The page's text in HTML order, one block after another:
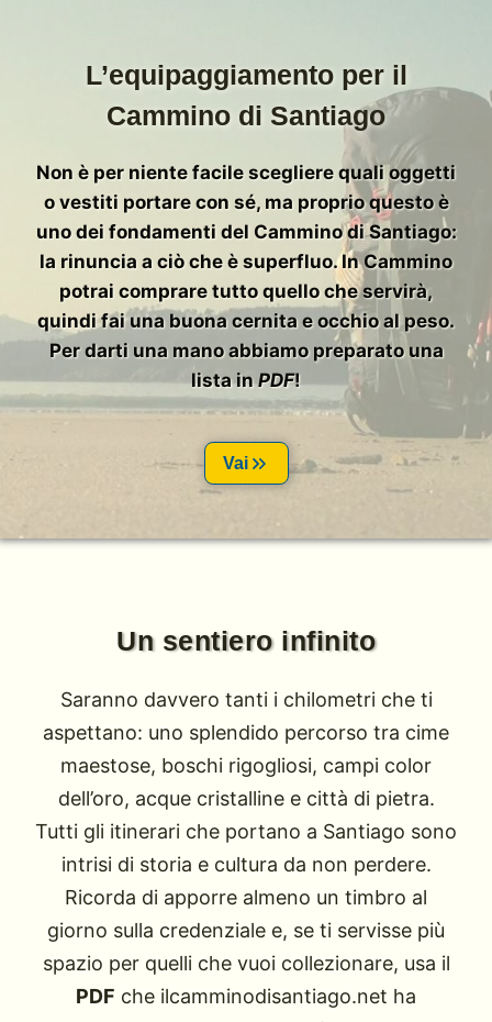
L’equipaggiamento per il
Cammino di Santiago
Non è per niente facile scegliere quali oggetti
o vestiti portare con sé, ma proprio questo è
uno dei fondamenti del Cammino di Santiago:
la rinuncia a ciò che è superfluo. In Cammino
potrai comprare tutto quello che servirà,
quindi fai una buona cernita e occhio al peso.
Per darti una mano abbiamo preparato una
lista inPDF!
Vai
Un sentiero infinito
Saranno davvero tanti i chilometri che ti
aspettano: uno splendido percorso tra cime
maestose, boschi rigogliosi, campi color
dell’oro, acque cristalline e città di pietra.
Tutti gli itinerari che portano a Santiago sono
intrisi di storia e cultura da non perdere.
Ricorda di apporre almeno un timbro al
giorno sulla credenziale e, se ti servisse più
spazio per quelli che vuoi collezionare, usa il
PDF che ilcamminodisantiago.net ha